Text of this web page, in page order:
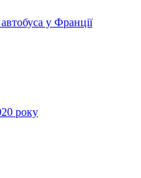
у Франції
року